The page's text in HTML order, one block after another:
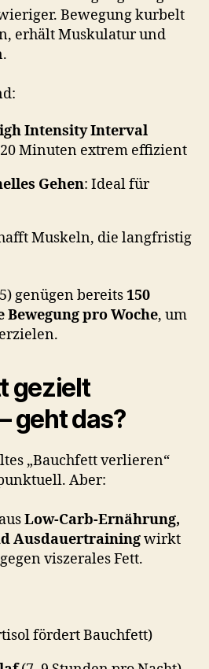
Bewegung kurbelt
erhält Muskulatur und
Intensity Interval
Minuten extrem effizient
Gehen: Ideal für
Muskeln, die langfristig
genügen bereits150
pro Woche, um
gezielt
geht das?
„Bauchfett verlieren“
Aber:
Low-Carb-Ernährung,
Ausdauertrainingwirkt
viszerales Fett.
fördert Bauchfett)